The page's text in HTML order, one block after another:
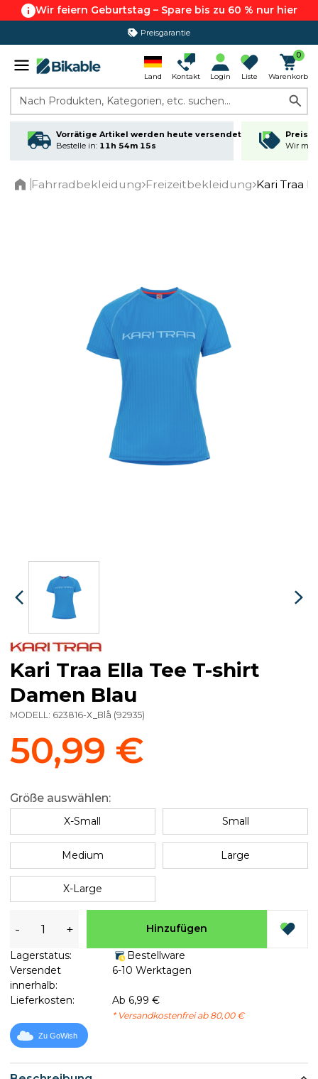
Wir feiern Geburtstag – Spare bis zu 60 % nur hier
Preisgarantie
365 Tage Rückgabe*
Land Kontakt Login Liste
0
Warenkorb
Nach Produkten, Kategorien, etc. suchen...
Vorrätige Artikel werden heute versendet
Bestelle in: 11h 54m 14s
Wir
Fahrradbekleidung Freizeitbekleidung Kari Traa
Kari Traa Ella Tee T-shirt
Damen Blau
MODELL: 623816-X_Blå (92935)
50,99 €
Größe auswählen:
X-Small Small
Medium Large
X-Large
- + Hinzufügen
Lagerstatus:
Bestellware
Versendet
innerhalb:
6-10 Werktagen
Lieferkosten: Ab 6,99 €
* Versandkostenfrei ab 80,00 €
Zu GoWish